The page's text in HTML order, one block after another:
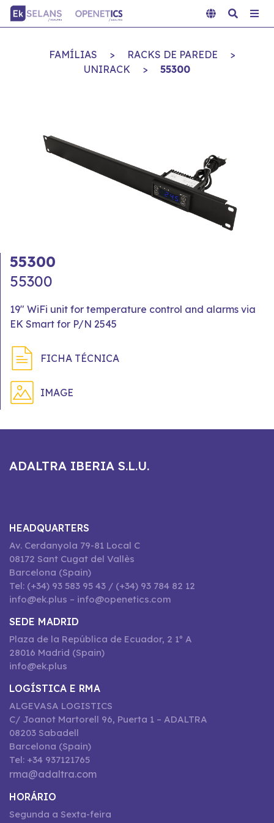
FAMÍLIAS > RACKS DE PAREDE
>
UNIRACK
> 55300
55300
55300
19" WiFi unit for temperature control and alarms via
EK Smart for P/N 2545
FICHA TÉCNICA
IMAGE
ADALTRA IBERIA S.L.U.
HEADQUARTERS
Av. Cerdanyola 79-81 Local C
08172 Sant Cugat del Vallès
Barcelona (Spain)
Tel: (+34) 93 583 95 43 / (+34) 93 784 82 12
info@ek.plus – info@openetics.com
SEDE MADRID
Plaza de la República de Ecuador, 2 1º A
28016 Madrid (Spain)
info@ek.plus
LOGÍSTICA E RMA
ALGEVASA LOGISTICS
C/ Joanot Martorell 96, Puerta 1 – ADALTRA
08203 Sabadell
Barcelona (Spain)
Tel: +34 937121765
rma@adaltra.com
HORÁRIO
Segunda a Sexta-feira